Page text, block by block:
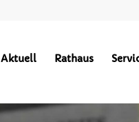
Aktuell Rathaus